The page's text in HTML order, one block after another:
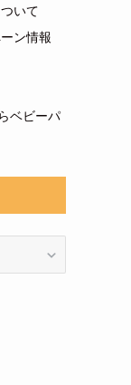
いて
ン情報
ベビーパ